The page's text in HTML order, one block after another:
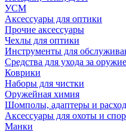
УСМ
Аксессуары для оптики
Прочие аксессуары
Чехлы для оптики
Инструменты для
Средства для ухода за
Коврики
Наборы для чистки
Оружейная химия
Шомполы, адаптеры и
Аксессуары для охоты и
Манки